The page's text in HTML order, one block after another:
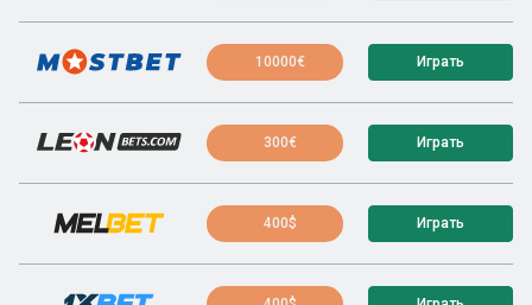
10000€ Играть
300€ Играть
400$ Играть